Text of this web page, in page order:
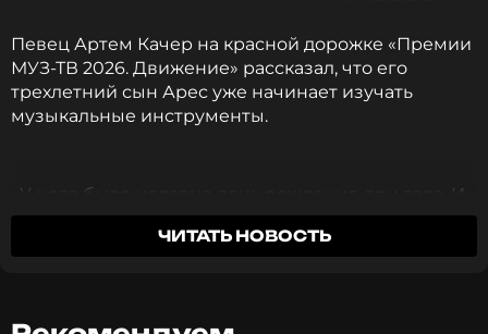
Певец Артем Качер на красной дорожке «Премии
МУЗ-ТВ 2026. Движение» рассказал, что его
трехлетний сын Арес уже начинает изучать
музыкальные инструменты.
«У него было недавно день рождения, три года. И
у меня один из гостей был саунд-продюсер Дима.
И он привез ему, наверное, пять или шесть
ЧИТАТЬ НОВОСТЬ